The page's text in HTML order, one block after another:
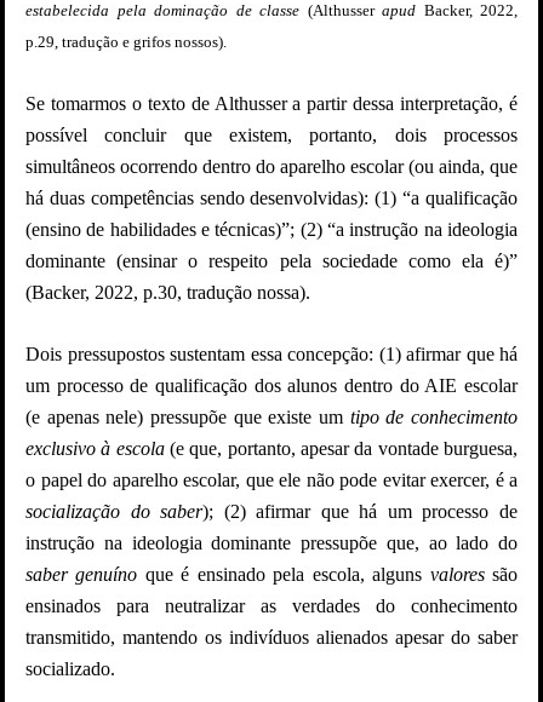
estabelecida pela dominação de classe (Althusser apud Backer, 2022,
p.29, tradução e grifos nossos).
Se tomarmos o texto de Althusser a partir dessa interpretação, é
possível concluir que existem, portanto, dois processos
simultâneos ocorrendo dentro do aparelho escolar (ou ainda, que
há duas competências sendo desenvolvidas): (1) “a qualificação
(ensino de habilidades e técnicas)”; (2) “a instrução na ideologia
dominante (ensinar o respeito pela sociedade como ela é)”
(Backer, 2022, p.30, tradução nossa).
Dois pressupostos sustentam essa concepção: (1) afirmar que há
um processo de qualificação dos alunos dentro do AIE escolar
(e apenas nele) pressupõe que existe um tipo de conhecimento
exclusivo à escola(e que, portanto, apesar da vontade burguesa,
o papel do aparelho escolar, que ele não pode evitar exercer, é a
socialização do saber); (2) afirmar que há um processo de
instrução na ideologia dominante pressupõe que, ao lado do
saber genuíno que é ensinado pela escola, alguns valoressão
ensinados para neutralizar as verdades do conhecimento
transmitido, mantendo os indivíduos alienados apesar do saber
socializado.